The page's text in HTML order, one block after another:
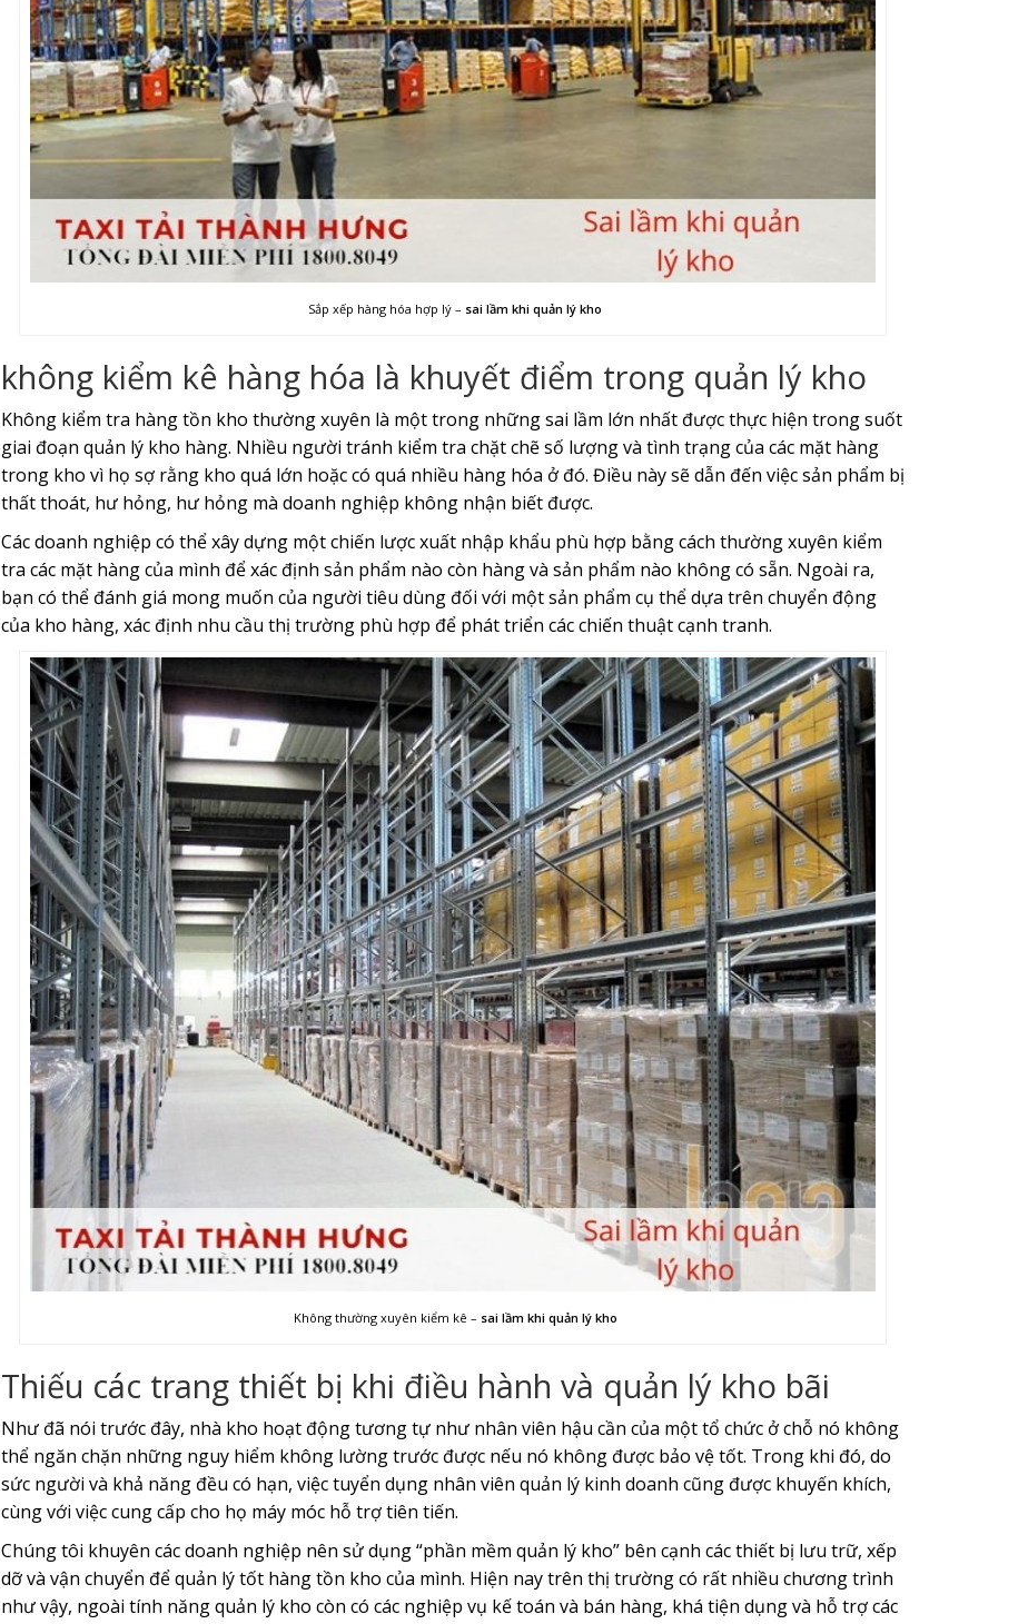
Sắp xếp hàng hóa hợp lý – sai lầm khi quản lý kho
không kiểm kê hàng hóa là khuyết điểm trong quản lý kho
Không kiểm tra hàng tồn kho thường xuyên là một trong những sai lầm lớn nhất được thực hiện trong suốt
giai đoạn quản lý kho hàng. Nhiều người tránh kiểm tra chặt chẽ số lượng và tình trạng của các mặt hàng
trong kho vì họ sợ rằng kho quá lớn hoặc có quá nhiều hàng hóa ở đó. Điều này sẽ dẫn đến việc sản phẩm bị
thất thoát, hư hỏng, hư hỏng mà doanh nghiệp không nhận biết được.
Các doanh nghiệp có thể xây dựng một chiến lược xuất nhập khẩu phù hợp bằng cách thường xuyên kiểm
tra các mặt hàng của mình để xác định sản phẩm nào còn hàng và sản phẩm nào không có sẵn. Ngoài ra,
bạn có thể đánh giá mong muốn của người tiêu dùng đối với một sản phẩm cụ thể dựa trên chuyển động
của kho hàng, xác định nhu cầu thị trường phù hợp để phát triển các chiến thuật cạnh tranh.
Không thường xuyên kiểm kê – sai lầm khi quản lý kho
Thiếu các trang thiết bị khi điều hành và quản lý kho bãi
Như đã nói trước đây, nhà kho hoạt động tương tự như nhân viên hậu cần của một tổ chức ở chỗ nó không
thể ngăn chặn những nguy hiểm không lường trước được nếu nó không được bảo vệ tốt. Trong khi đó, do
sức người và khả năng đều có hạn, việc tuyển dụng nhân viên quản lý kinh doanh cũng được khuyến khích,
cùng với việc cung cấp cho họ máy móc hỗ trợ tiên tiến.
Chúng tôi khuyên các doanh nghiệp nên sử dụng “phần mềm quản lý kho” bên cạnh các thiết bị lưu trữ, xếp
dỡ và vận chuyển để quản lý tốt hàng tồn kho của mình. Hiện nay trên thị trường có rất nhiều chương trình
như vậy, ngoài tính năng quản lý kho còn có các nghiệp vụ kế toán và bán hàng, khá tiện dụng và hỗ trợ các